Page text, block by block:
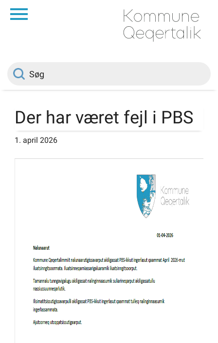
Borger
Politik
Om kommunen
Selvbetjening
Tidsbestilling
Der har været fejl i PBS
1. april 2026